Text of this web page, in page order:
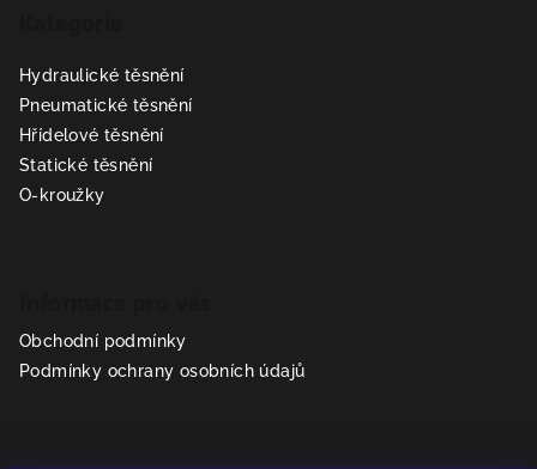
Hydraulické těsnění
Pneumatické těsnění
Hřídelové těsnění
Statické těsnění
O-kroužky
Obchodní podmínky
Podmínky ochrany osobních údajů